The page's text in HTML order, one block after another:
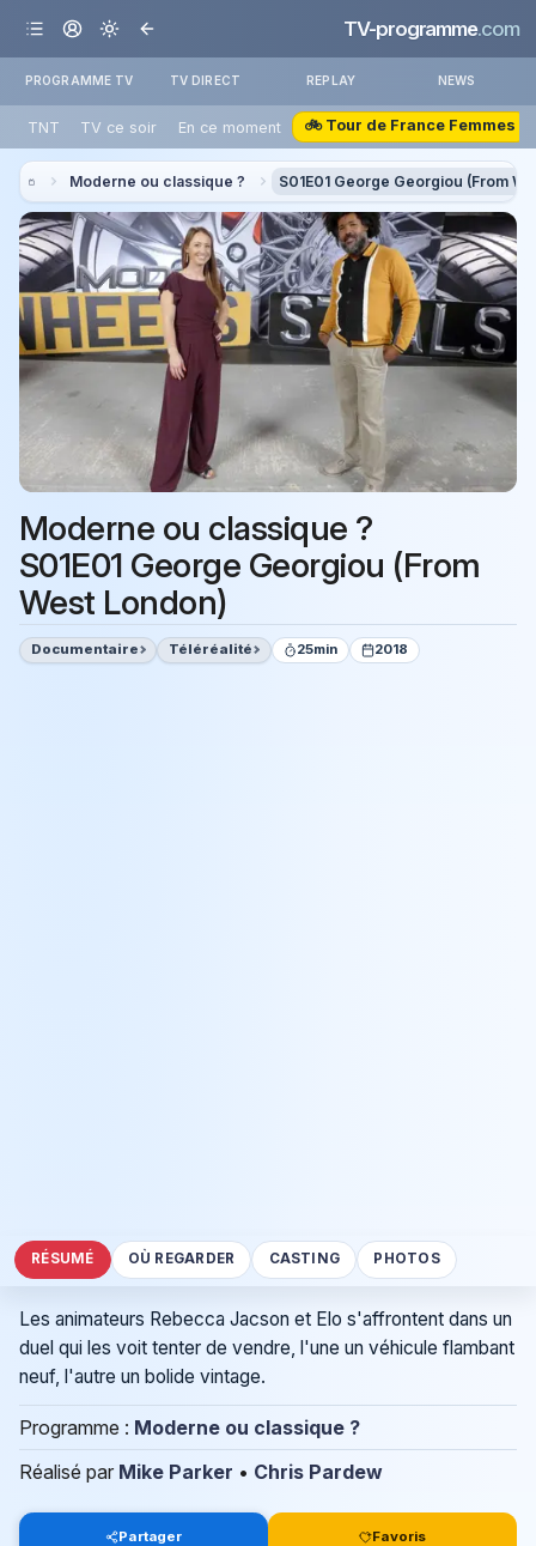
TV-programme.com
PROGRAMME TV TV DIRECT REPLAY NEWS
TNT TV ce soir En ce moment 🚲 Tour de France Femmes
Moderne ou classique ? S01E01 George Georgiou (From
Moderne ou classique ?
S01E01 George Georgiou (From
West London)
Documentaire Téléréalité 25min 2018
RÉSUMÉ OÙ REGARDER CASTING PHOTOS
Les animateurs Rebecca Jacson et Elo s'affrontent dans un
duel qui les voit tenter de vendre, l'une un véhicule flambant
neuf, l'autre un bolide vintage.
Programme : Moderne ou classique ?
Réalisé par Mike Parker • Chris Pardew
Partager Favoris